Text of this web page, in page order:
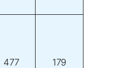
477
179